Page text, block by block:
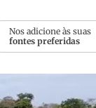
Nos adicione às suas
fontes preferidas